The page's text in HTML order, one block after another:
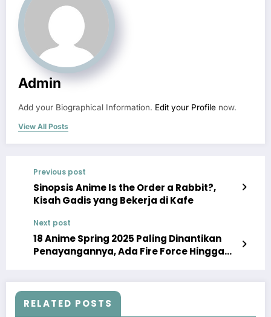
Admin
Add your Biographical Information. Edit your Profile now.
View All Posts
Previous post
Sinopsis Anime Is the Order a Rabbit?,
Kisah Gadis yang Bekerja di Kafe
Next post
18 Anime Spring 2025 Paling Dinantikan
Penayangannya, Ada Fire Force Hingga
RELATED POSTS